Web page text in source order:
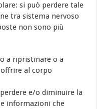
si può perdere tale
tra sistema nervoso
non sono più
a ripristinare o a
al corpo
e/o diminuire la
informazioni che